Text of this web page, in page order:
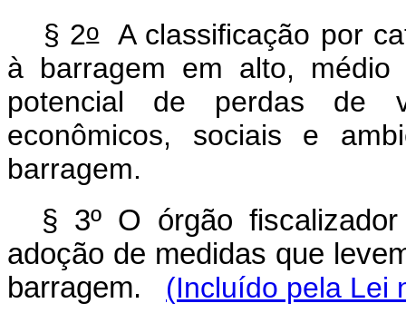
§ 2oA classificação por
à barragem em alto,
potencial de perdas de
econômicos, sociais e
barragem.
§ 3º O órgão
adoção de medidas que
barragem. (Incluído pela Lei